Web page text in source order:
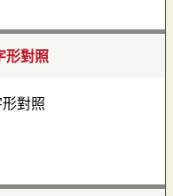
形對照